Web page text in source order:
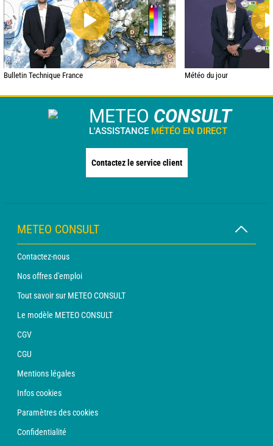
Bulletin Technique France Météo du jour
METEO CONSULT
L'ASSISTANCE MÉTÉO EN DIRECT
Contactez le service client
METEO CONSULT
Contactez-nous
Nos offres d'emploi
Tout savoir sur METEO CONSULT
Le modèle METEO CONSULT
CGV
CGU
Mentions légales
Infos cookies
Paramètres des cookies
Confidentialité